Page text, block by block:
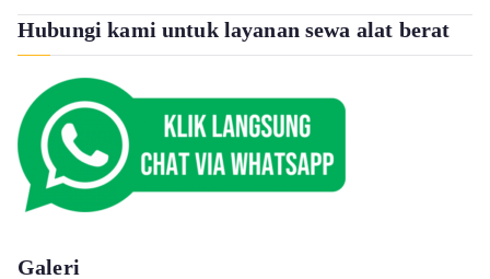
Hubungi kami untuk layanan sewa alat berat
Galeri